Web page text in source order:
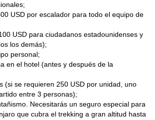
USD por escalador para todo el equipo de
USD para ciudadanos estadounidenses y
los demás);
personal;
en el hotel (antes y después de la
(si se requieren 250 USD por unidad, uno
entre 3 personas);
Necesitarás un seguro especial para
que cubra el trekking a gran altitud hasta